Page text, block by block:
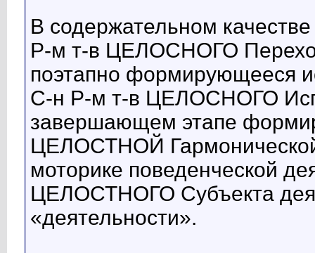
В содержательном
Р-м т-в ЦЕЛОСНОГО
поэтапно формирующееся
С-н Р-м т-в ЦЕЛОСНОГО
завершающем этапе
ЦЕЛОСТНОЙ Гармонической
моторике поведенческой
ЦЕЛОСТНОГО Субъекта
«деятельности».